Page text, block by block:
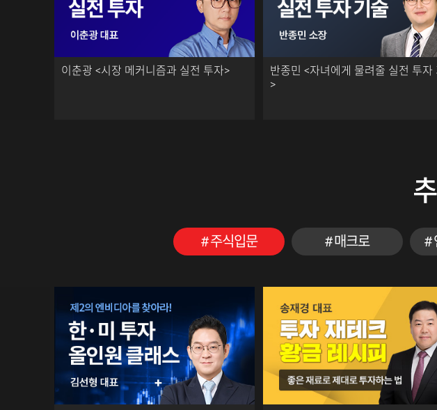
이춘광 <시장 메커니즘과 실전 투자>
반종민 <자녀에게 물려줄 실전 투자
>
주식입문 매크로